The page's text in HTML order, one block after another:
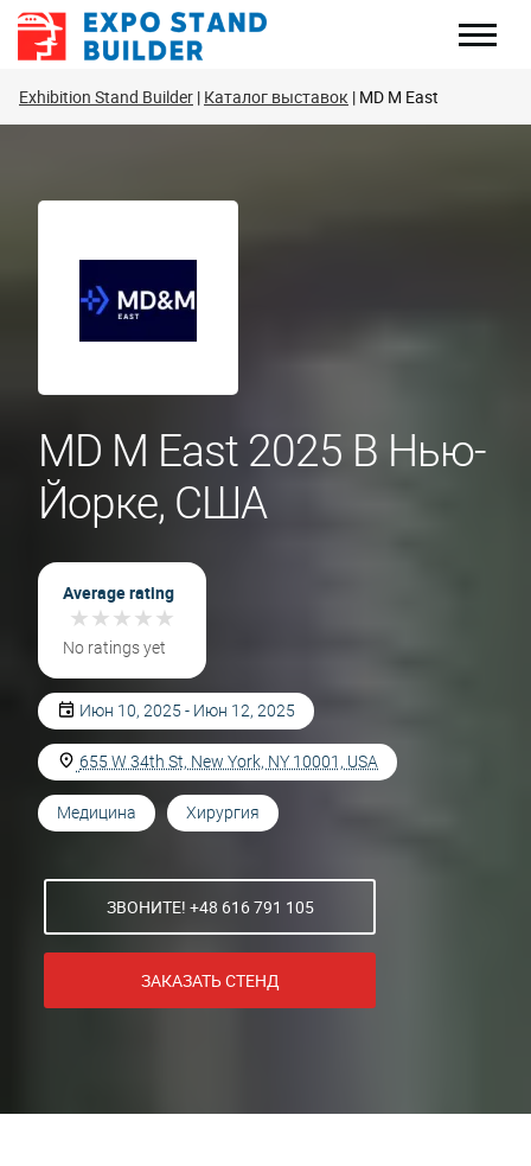
Перейти
Exhibition Stand Builder Каталог выставок MD M East
MD M East 2025 В Нью-
Йорке, США
Average rating
★★★★★
★★★★★
No ratings yet
Июн 10, 2025 - Июн 12, 2025
655 W 34th St, New York, NY 10001, USA
Медицина Хирургия
ЗВОНИТЕ! +48 616 791 105
ЗАКАЗАТЬ СТЕНД